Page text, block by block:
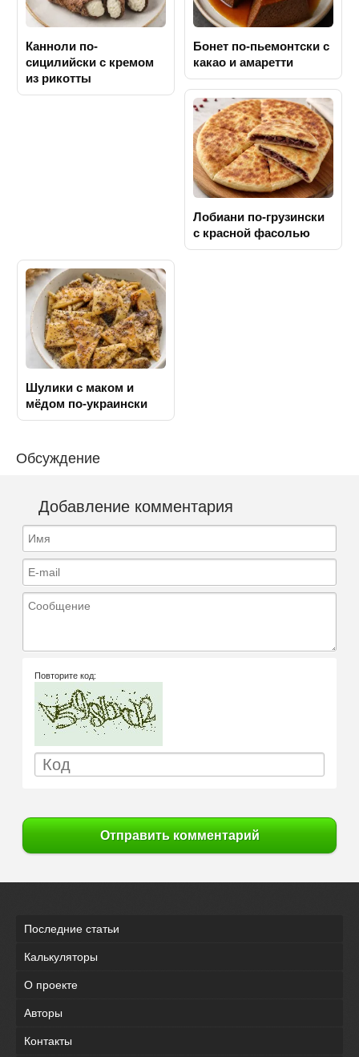
Канноли по-
сицилийски с кремом
из рикотты
Бонет по-пьемонтски с
какао и амаретти
Лобиани по-грузински
с красной фасолью
Шулики с маком и
мёдом по-украински
Обсуждение
Добавление комментария
Имя
E-mail
Сообщение
Повторите код:
Отправить комментарий
Последние статьи
Калькуляторы
О проекте
Авторы
Контакты